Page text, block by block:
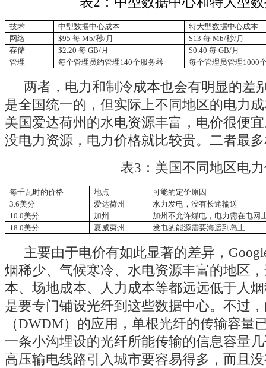
技术 中型数据中心成本
特大型数据中心成本
网络
$95每 Mb/秒/月 $13每 Mb/秒/月
存储
$2.20每 GB/月 $0.40每 GB/月
管理
每个管理员约管理140个服务器 每个管理员管理1000
两者，电力和制冷成本也会有明显的差
是全国统一的，但实际上不同地区的电力
美国爱达荷州的水电资源丰富，电价很便
没电力资源，电力价格就比较贵。二者最
表3：美国不同地区电
每千瓦时的价格 地点
可能的定价原因
3.6美分 爱达荷州
水力发电，没有长途输送
10.0美分 加州
加州不允许煤电，电力需在电网
18.0美分 夏威夷州 发电的能源需要海运到岛上
主要由于电价有如此显著的差异，
烟稀少、气候寒冷、水电资源丰富的地区
本、场地成本、人力成本等都远远低于人
是要专门铺设光纤到这些数据中心。不过
（DWDM）的应用，单根光纤的传输容量
一条小沟埋设的光纤所能传输的信息容量
高压输电线路引入城市要容易得多，而且